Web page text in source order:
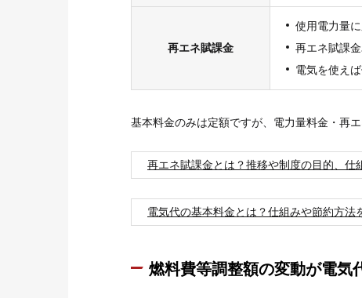
再エネ賦課金
使用電力量
再エネ賦課
電気を使え
基本料金のみは定額ですが、電力量料金・再
再エネ賦課金とは？推移や制度の目的、仕
電気代の基本料金とは？仕組みや節約方法
燃料費等調整額の変動が電気